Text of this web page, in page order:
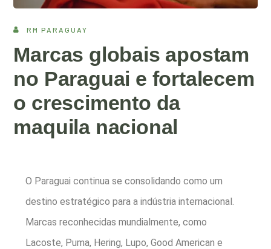
RM PARAGUAY
Marcas globais apostam
no Paraguai e fortalecem
o crescimento da
maquila nacional
O Paraguai continua se consolidando como um
destino estratégico para a indústria internacional.
Marcas reconhecidas mundialmente, como
Lacoste, Puma, Hering, Lupo, Good American e